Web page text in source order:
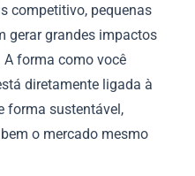
competitivo, pequenas
gerar grandes impactos
A forma como você
diretamente ligada à
forma sustentável,
o mercado mesmo